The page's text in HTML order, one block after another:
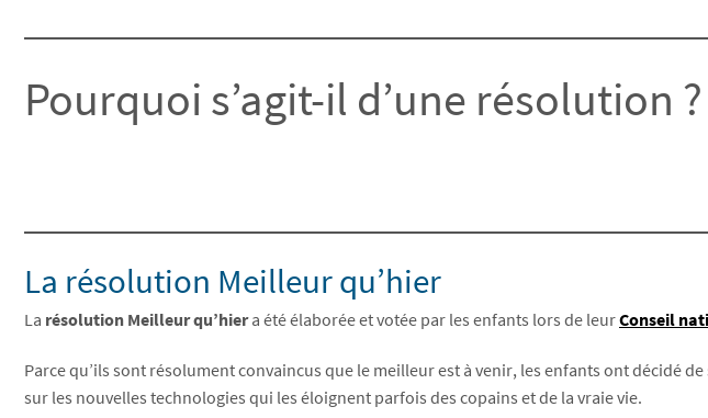
Pourquoi s’agit-il d’une résolution ?
La résolution Meilleur qu’hier
La résolution Meilleur qu’hiera été élaborée et votée par les enfants lors de leurConseil
Parce qu’ils sont résolument convaincus que le meilleur est à venir, les enfants ont décidé
sur les nouvelles technologies qui les éloignent parfois des copains et de la vraie vie.